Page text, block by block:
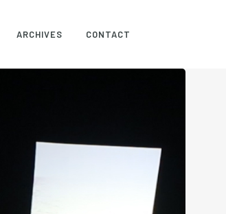
ARCHIVES CONTACT